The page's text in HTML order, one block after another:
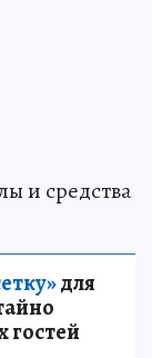
и средства
для
гостей